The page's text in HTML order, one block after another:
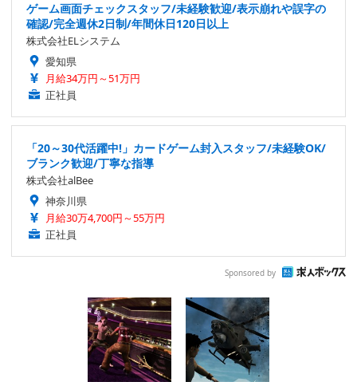
ゲーム画面チェックスタッフ/未経験歓迎/表示崩れや誤字の
確認/完全週休2日制/年間休日120日以上
株式会社ELシステム
愛知県
月給34万円～51万円
正社員
「20～30代活躍中!」カードゲーム封入スタッフ/未経験OK/
ブランク歓迎/丁寧な指導
株式会社alBee
神奈川県
月給30万4,700円～55万円
正社員
Sponsored by